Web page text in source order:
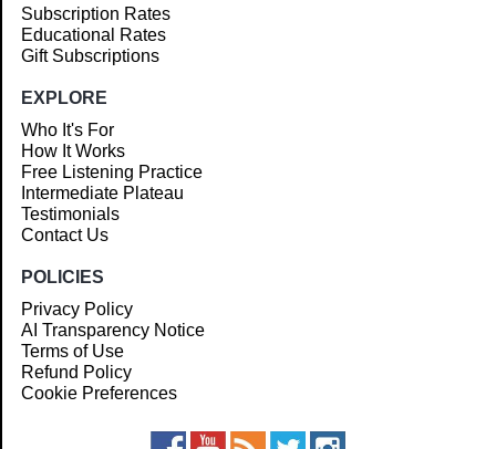
Subscription Rates
Educational Rates
Gift Subscriptions
EXPLORE
Who It's For
How It Works
Free Listening Practice
Intermediate Plateau
Testimonials
Contact Us
POLICIES
Privacy Policy
AI Transparency Notice
Terms of Use
Refund Policy
Cookie Preferences